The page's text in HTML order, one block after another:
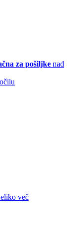
za pošiljke nad
več